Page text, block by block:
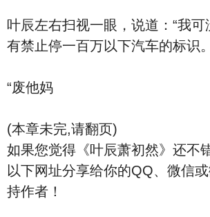
叶辰左右扫视一眼，说道：“我可
有禁止停一百万以下汽车的标识
“废他妈
(本章未完,请翻页)
如果您觉得《叶辰萧初然》还不
以下网址分享给你的QQ、微信
持作者！